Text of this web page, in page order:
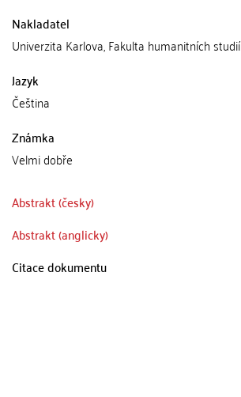
Nakladatel
Univerzita Karlova, Fakulta humanitních studií
Jazyk
Čeština
Známka
Velmi dobře
Abstrakt (česky)
Abstrakt (anglicky)
Citace dokumentu